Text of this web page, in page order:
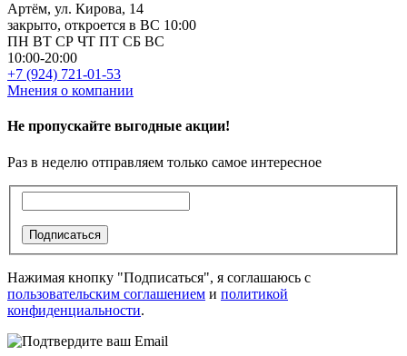
Артём, ул. Кирова, 14
закрыто, откроется в ВС 10:00
ПН ВТ СР ЧТ ПТ СБ ВС
10:00-20:00
+7 (924) 721-01-53
Мнения о компании
Не пропускайте выгодные акции!
Раз в неделю отправляем только самое интересное
Подписаться
Нажимая кнопку "Подписаться", я соглашаюсь с
пользовательским соглашением и политикой
конфиденциальности.